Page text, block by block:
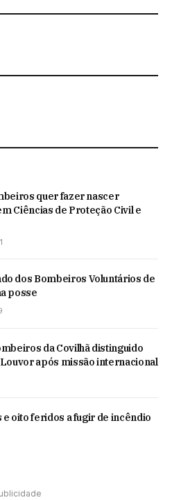
quer fazer nascer
Ciências de Proteção Civil e
dos Bombeiros Voluntários de
posse
da Covilhã distinguido
após missão internacional
oito feridos a fugir de incêndio